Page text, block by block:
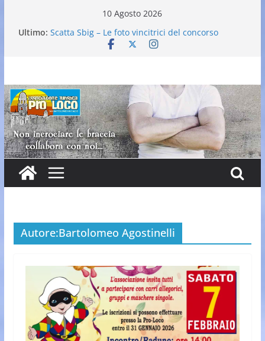
10 Agosto 2026
Ultimo: Scatta Sbig – Le foto vincitrici del concorso
25° Gran Carnevale
Enogastronomico
Autore:Bartolomeo Agostinelli